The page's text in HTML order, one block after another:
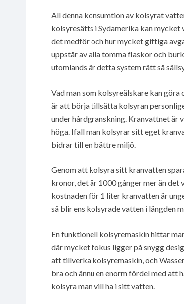
All denna konsumtion av kolsyrat
kolsyresätts i Sydamerika kan mycket
det medför och hur mycket giftiga
uppstår av alla tomma flaskor och
utomlands är detta system rätt så
Vad man som kolsyreälskare kan
är att börja tillsätta kolsyran
under hårdgranskning. Kranvattnet är
höga. Ifall man kolsyrar sitt eget
bidrar till en bättre miljö.
Genom att kolsyra sitt kranvatten
kronor, det är 1000 gånger mer än
kostnaden för 1 liter kranvatten är
så blir ens kolsyrade vatten i längden
En funktionell kolsyremaskin hittar
där mycket fokus ligger på snygg
att tillverka kolsyremaskin, och
bra och ännu en enorm fördel med att
kolsyra man vill ha i sitt vatten.